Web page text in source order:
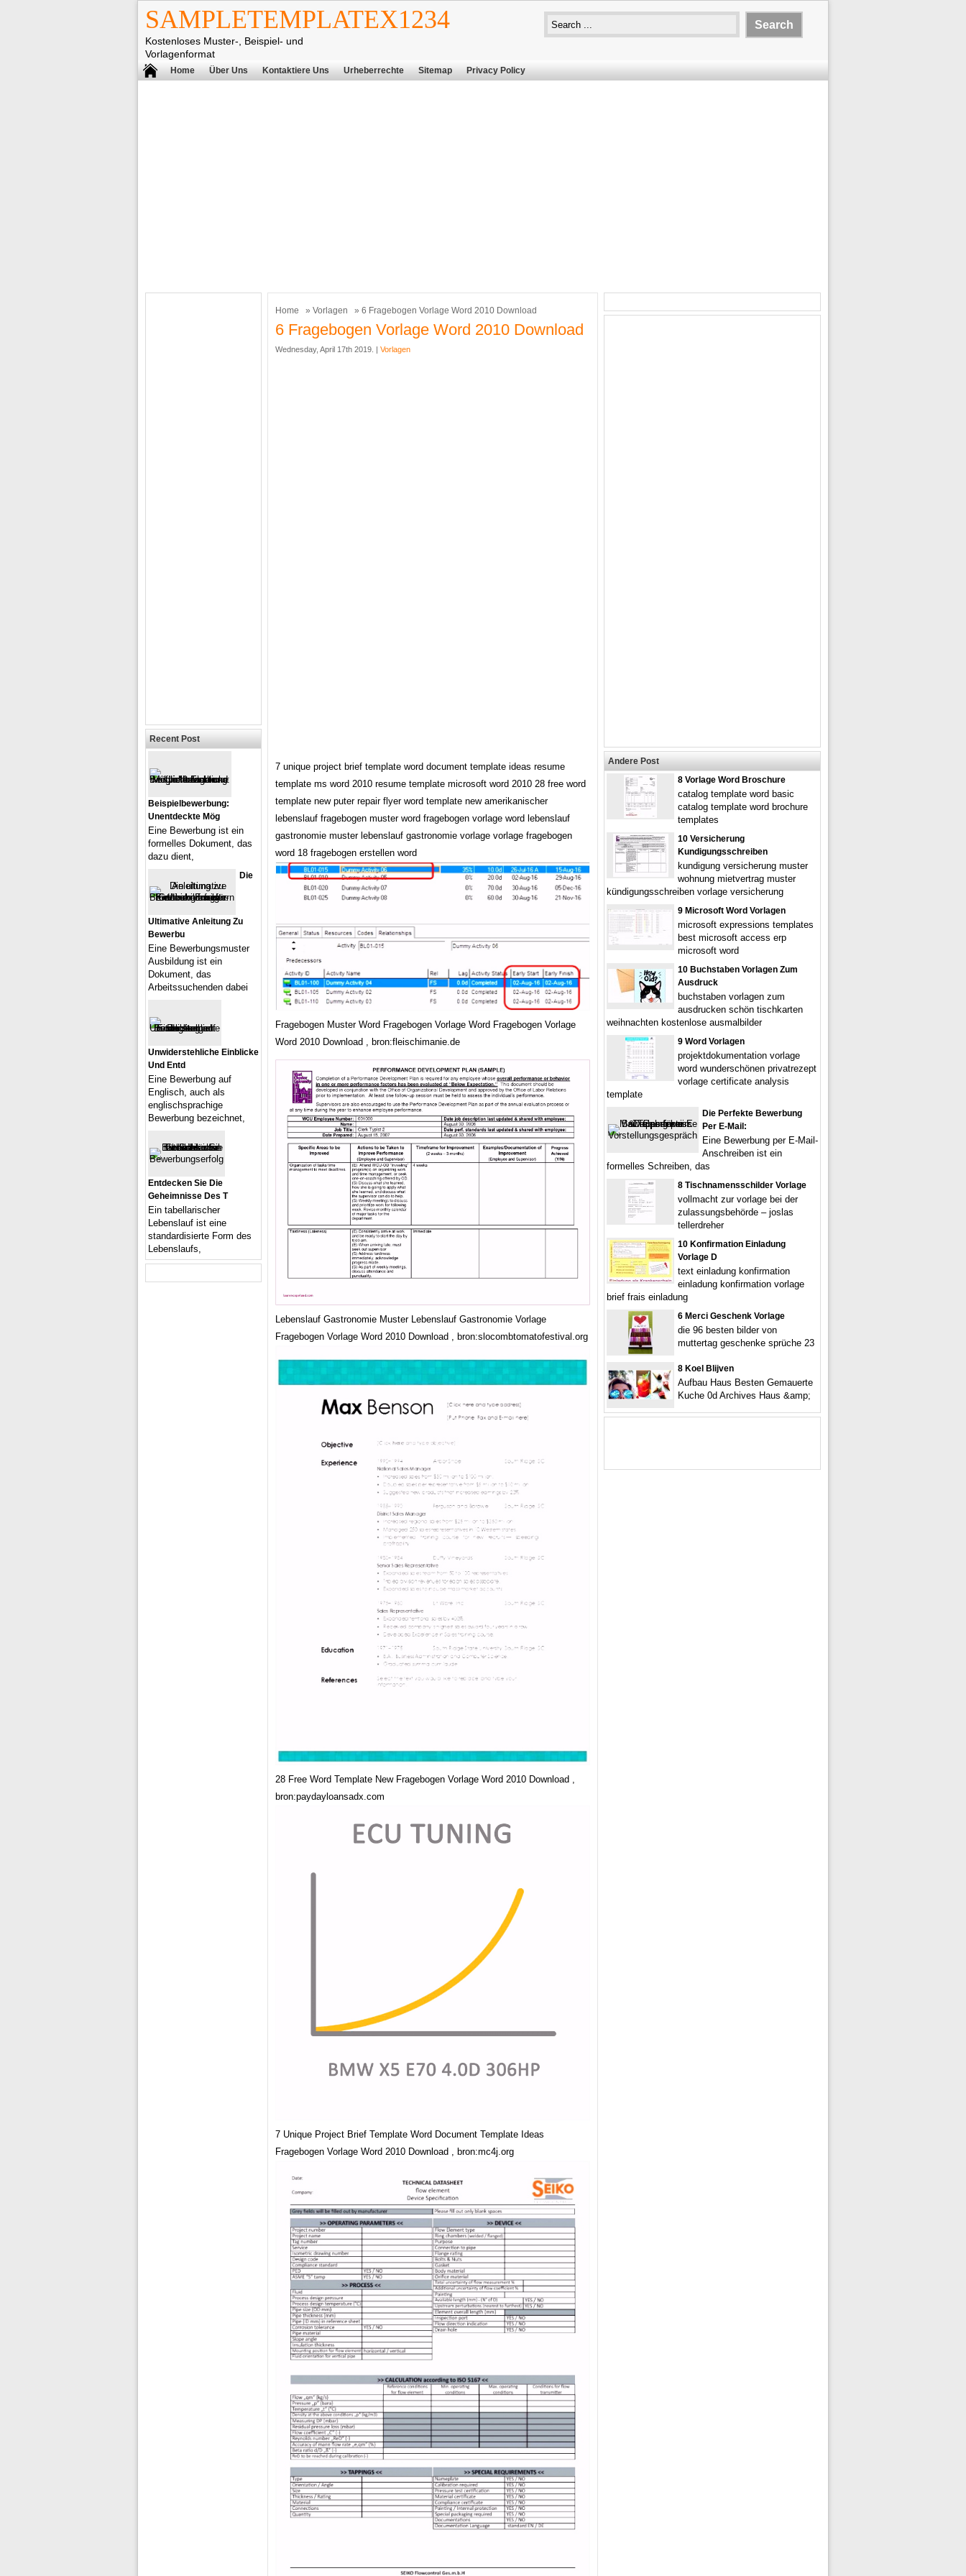
SAMPLETEMPLATEX1234
Kostenloses Muster-, Beispiel- und
Vorlagenformat
Home Über Uns Kontaktiere Uns Urheberrechte Sitemap Privacy Policy
Home » Vorlagen » 6 Fragebogen Vorlage Word 2010 Download
6 Fragebogen Vorlage Word 2010 Download
Wednesday, April 17th 2019. | Vorlagen
7 unique project brief template word document template ideas resume
template ms word 2010 resume template microsoft word 2010 28 free word
template new puter repair flyer word template new amerikanischer
lebenslauf fragebogen muster word fragebogen vorlage word lebenslauf
gastronomie muster lebenslauf gastronomie vorlage vorlage fragebogen
word 18 fragebogen erstellen word
Fragebogen Muster Word Fragebogen Vorlage Word Fragebogen Vorlage
Word 2010 Download , bron:fleischimanie.de
Lebenslauf Gastronomie Muster Lebenslauf Gastronomie Vorlage
Fragebogen Vorlage Word 2010 Download , bron:slocombtomatofestival.org
28 Free Word Template New Fragebogen Vorlage Word 2010 Download ,
bron:paydayloansadx.com
7 Unique Project Brief Template Word Document Template Ideas
Fragebogen Vorlage Word 2010 Download , bron:mc4j.org
Recent Post
Beispielbewerbung:
Unentdeckte Mög
Eine Bewerbung ist ein
formelles Dokument, das
dazu dient,
Die
Ultimative Anleitung Zu
Bewerbu
Eine Bewerbungsmuster
Ausbildung ist ein
Dokument, das
Arbeitssuchenden dabei
Unwiderstehliche Einblicke
Und Entd
Eine Bewerbung auf
Englisch, auch als
englischsprachige
Bewerbung bezeichnet,
Entdecken Sie Die
Geheimnisse Des T
Ein tabellarischer
Lebenslauf ist eine
standardisierte Form des
Lebenslaufs,
Andere Post
8 Vorlage Word Broschure
catalog template word basic
catalog template word brochure
templates
10 Versicherung
Kundigungsschreiben
kundigung versicherung muster
wohnung mietvertrag muster
kündigungsschreiben vorlage versicherung
9 Microsoft Word Vorlagen
microsoft expressions templates
best microsoft access erp
microsoft word
10 Buchstaben Vorlagen Zum
Ausdruck
buchstaben vorlagen zum
ausdrucken schön tischkarten
weihnachten kostenlose ausmalbilder
9 Word Vorlagen
projektdokumentation vorlage
word wunderschönen privatrezept
vorlage certificate analysis
template
Die Perfekte Bewerbung
Per E-Mail:
Eine Bewerbung per E-Mail-
Anschreiben ist ein
formelles Schreiben, das
8 Tischnamensschilder Vorlage
vollmacht zur vorlage bei der
zulassungsbehörde – joslas
tellerdreher
10 Konfirmation Einladung
Vorlage D
text einladung konfirmation
einladung konfirmation vorlage
brief frais einladung
6 Merci Geschenk Vorlage
die 96 besten bilder von
muttertag geschenke sprüche 23
8 Koel Blijven
Aufbau Haus Besten Gemauerte
Kuche 0d Archives Haus &amp;